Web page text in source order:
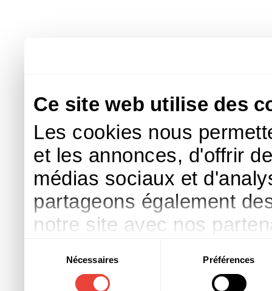
Ce site web utilise des
Les cookies nous
et les annonces, d'offrir
médias sociaux et
partageons également
notre site avec nos
d'autres informations
consentement
Nécessaires Préférences